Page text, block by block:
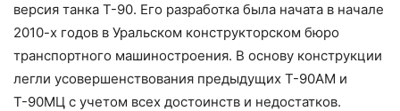
версия танка Т-90. Его разработка была начата в начале
2010-х годов в Уральском конструкторском бюро
транспортного машиностроения. В основу конструкции
легли усовершенствования предыдущих Т-90АМ и
Т-90МЦ с учетом всех достоинств и недостатков.